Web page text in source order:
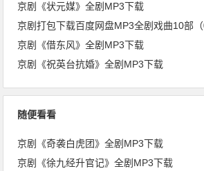
京剧《状元媒》全剧MP3下载
京剧打包下载百度网盘MP3全剧戏曲10部（
京剧《借东风》全剧MP3下载
京剧《祝英台抗婚》全剧MP3下载
随便看看
京剧《奇袭白虎团》全剧MP3下载
京剧《徐九经升官记》全剧MP3下载